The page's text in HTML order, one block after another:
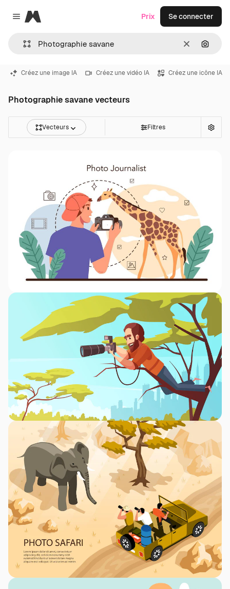
Close menu
Magnific
Effacer
Prix Se connecter
Créez une image IA Créez une vidéo IA Créez une icône IA
Photographie savane vecteurs
Vecteurs Filtres